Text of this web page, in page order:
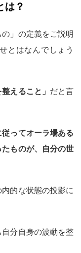
は？
」の定義をご説明
とはなんでしょう
えること」 だと言
ってオーラ場ある
ものが、自分の世
的な状態の投影に
分自身の波動を整